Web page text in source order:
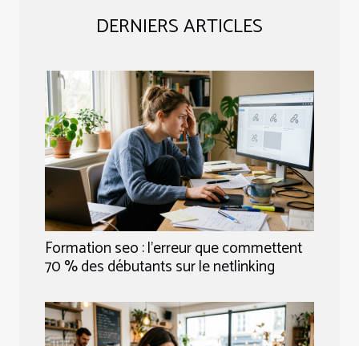
DERNIERS ARTICLES
Formation seo : l’erreur que commettent
70 % des débutants sur le netlinking